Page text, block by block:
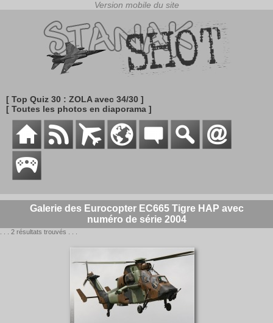
[ Top Quiz 30 : ZOLA avec 34/30 ]
[ Toutes les photos en diaporama ]
Galerie des Eurocopter EC665 Tigre HAP avec
numéro de série 2004
. . . 2 résultats trouvés . . .